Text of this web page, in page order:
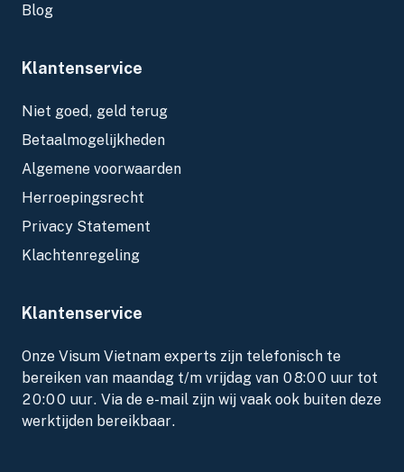
Blog
Klantenservice
Niet goed, geld terug
Betaalmogelijkheden
Algemene voorwaarden
Herroepingsrecht
Privacy Statement
Klachtenregeling
Klantenservice
Onze Visum Vietnam experts zijn telefonisch te
bereiken van maandag t/m vrijdag van 08:00 uur tot
20:00 uur. Via de e-mail zijn wij vaak ook buiten deze
werktijden bereikbaar.